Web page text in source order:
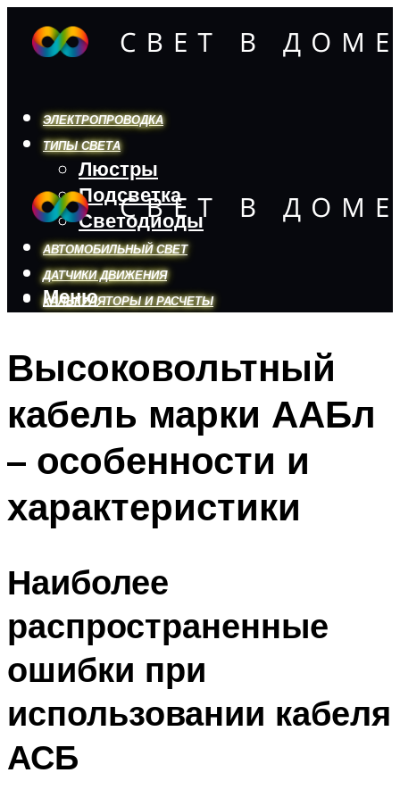
ЭЛЕКТРОПРОВОДКА
ТИПЫ СВЕТА
Люстры
Подсветка
Светодиоды
АВТОМОБИЛЬНЫЙ СВЕТ
ДАТЧИКИ ДВИЖЕНИЯ
КАЛЬКУЛЯТОРЫ И РАСЧЕТЫ
Меню
Меню
Высоковольтный
кабель марки ААБл
– особенности и
характеристики
Наиболее
распространенные
ошибки при
использовании кабеля
АСБ